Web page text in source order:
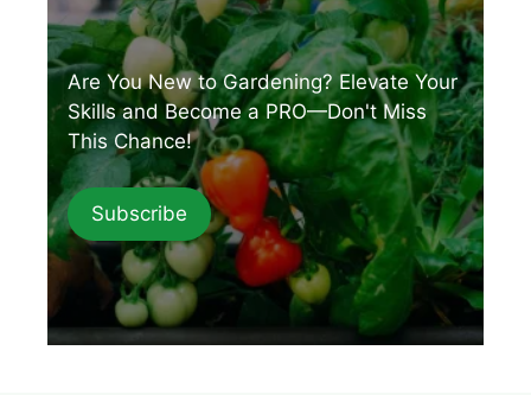
Are You New to Gardening? Elevate Your
Skills and Become a PRO—Don't Miss
This Chance!
Subscribe